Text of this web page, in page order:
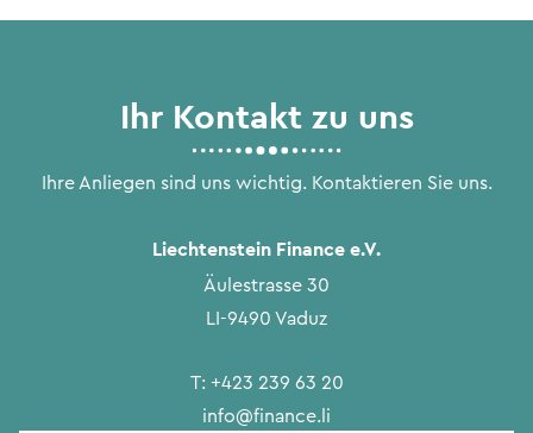
Ihr Kontakt zu uns
Ihre Anliegen sind uns wichtig. Kontaktieren Sie uns.
Liechtenstein Finance e.V.
Äulestrasse 30
LI-9490 Vaduz
T: +423 239 63 20
info@finance.li